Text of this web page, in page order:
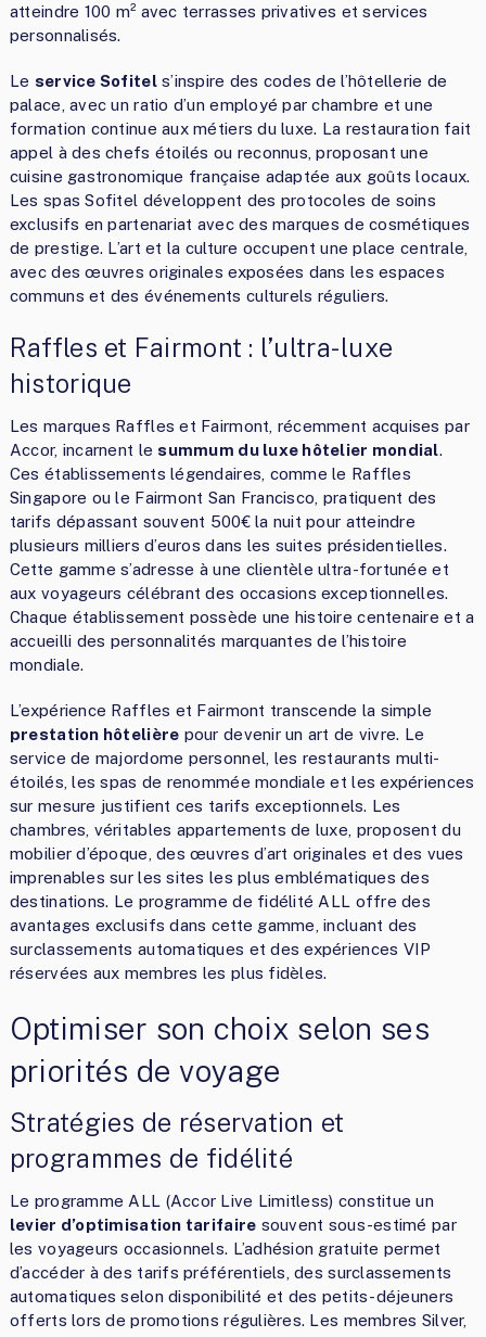
atteindre 100 m² avec terrasses privatives et services
personnalisés.
Le service Sofitels’inspire des codes de l’hôtellerie de
palace, avec un ratio d’un employé par chambre et une
formation continue aux métiers du luxe. La restauration fait
appel à des chefs étoilés ou reconnus, proposant une
cuisine gastronomique française adaptée aux goûts locaux.
Les spas Sofitel développent des protocoles de soins
exclusifs en partenariat avec des marques de cosmétiques
de prestige. L’art et la culture occupent une place centrale,
avec des œuvres originales exposées dans les espaces
communs et des événements culturels réguliers.
Raffles et Fairmont : l’ultra-luxe
historique
Les marques Raffles et Fairmont, récemment acquises par
Accor, incarnent le summum du luxe hôtelier mondial.
Ces établissements légendaires, comme le Raffles
Singapore ou le Fairmont San Francisco, pratiquent des
tarifs dépassant souvent 500€ la nuit pour atteindre
plusieurs milliers d’euros dans les suites présidentielles.
Cette gamme s’adresse à une clientèle ultra-fortunée et
aux voyageurs célébrant des occasions exceptionnelles.
Chaque établissement possède une histoire centenaire et a
accueilli des personnalités marquantes de l’histoire
mondiale.
L’expérience Raffles et Fairmont transcende la simple
prestation hôtelière pour devenir un art de vivre. Le
service de majordome personnel, les restaurants multi-
étoilés, les spas de renommée mondiale et les expériences
sur mesure justifient ces tarifs exceptionnels. Les
chambres, véritables appartements de luxe, proposent du
mobilier d’époque, des œuvres d’art originales et des vues
imprenables sur les sites les plus emblématiques des
destinations. Le programme de fidélité ALL offre des
avantages exclusifs dans cette gamme, incluant des
surclassements automatiques et des expériences VIP
réservées aux membres les plus fidèles.
Optimiser son choix selon ses
priorités de voyage
Stratégies de réservation et
programmes de fidélité
Le programme ALL (Accor Live Limitless) constitue un
levier d’optimisation tarifaire souvent sous-estimé par
les voyageurs occasionnels. L’adhésion gratuite permet
d’accéder à des tarifs préférentiels, des surclassements
automatiques selon disponibilité et des petits-déjeuners
offerts lors de promotions régulières. Les membres Silver,